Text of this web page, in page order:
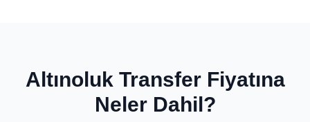
Altınoluk Transfer Fiyatına
Neler Dahil?